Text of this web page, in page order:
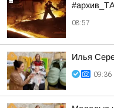
08:57
Илья
09:36